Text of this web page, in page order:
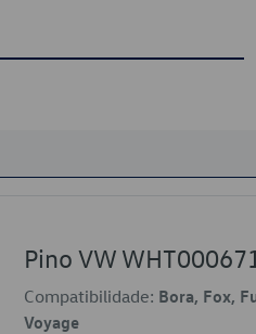
Pino VW
Compatibilidade: Bora, Fox,
Voyage